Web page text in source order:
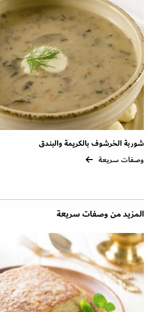
شوربة الخرشوف بالكريمة والبندق
وصفات سريعة
المزيد من وصفات سريعة